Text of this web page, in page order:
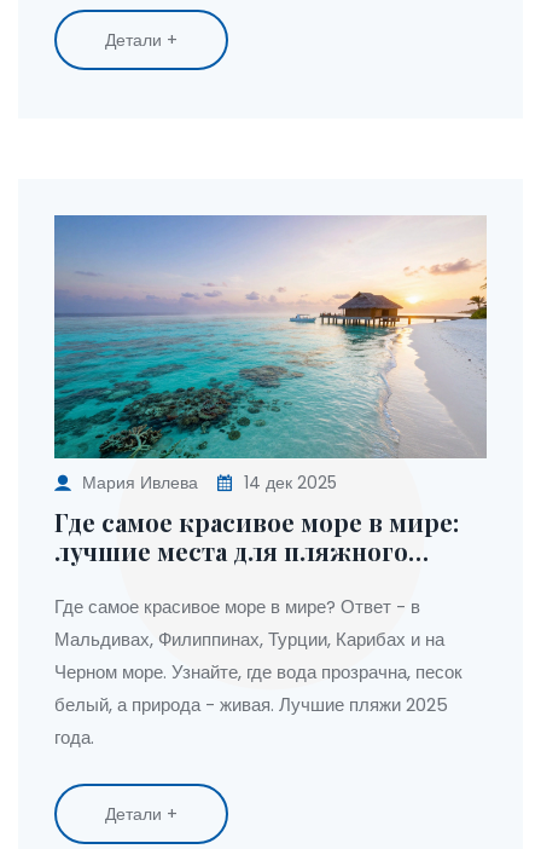
Детали +
Мария Ивлева 14 дек 2025
Где самое красивое море в мире:
лучшие места для пляжного
Где самое красивое море в мире? Ответ - в
Мальдивах, Филиппинах, Турции, Карибах и на
Черном море. Узнайте, где вода прозрачна, песок
белый, а природа - живая. Лучшие пляжи 2025
года.
Детали +